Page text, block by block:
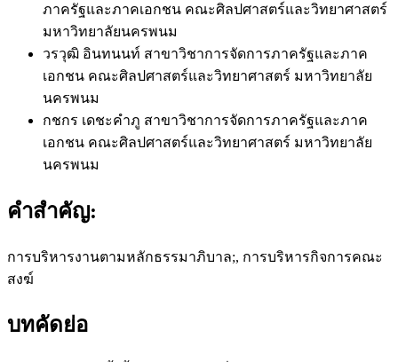
ภาครัฐและภาคเอกชน คณะศิลปศาสตร์และวิทยาศาสตร์
มหาวิทยาลัยนครพนม
วรวุฒิ อินทนนท์ สาขาวิชาการจัดการภาครัฐและภาค
เอกชน คณะศิลปศาสตร์และวิทยาศาสตร์ มหาวิทยาลัย
นครพนม
กชกร เดชะคำภู สาขาวิชาการจัดการภาครัฐและภาค
เอกชน คณะศิลปศาสตร์และวิทยาศาสตร์ มหาวิทยาลัย
นครพนม
คำสำคัญ:
การบริหารงานตามหลักธรรมาภิบาล;, การบริหารกิจการคณะ
สงฆ์
บทคัดย่อ